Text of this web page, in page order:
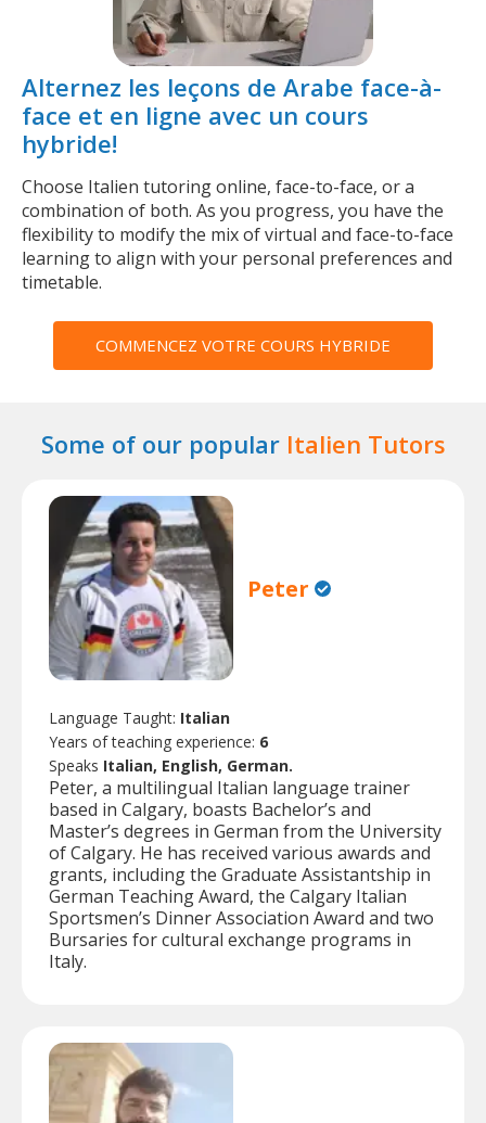
Alternez les leçons de Arabe face-à-
face et en ligne avec un cours
hybride!
Choose Italien tutoring online, face-to-face, or a
combination of both. As you progress, you have the
flexibility to modify the mix of virtual and face-to-face
learning to align with your personal preferences and
timetable.
COMMENCEZ VOTRE COURS HYBRIDE
Some of our popular Italien Tutors
Peter
Language Taught: Italian
Years of teaching experience: 6
Speaks Italian, English, German.
Peter, a multilingual Italian language trainer
based in Calgary, boasts Bachelor’s and
Master’s degrees in German from the University
of Calgary. He has received various awards and
grants, including the Graduate Assistantship in
German Teaching Award, the Calgary Italian
Sportsmen’s Dinner Association Award and two
Bursaries for cultural exchange programs in
Italy.